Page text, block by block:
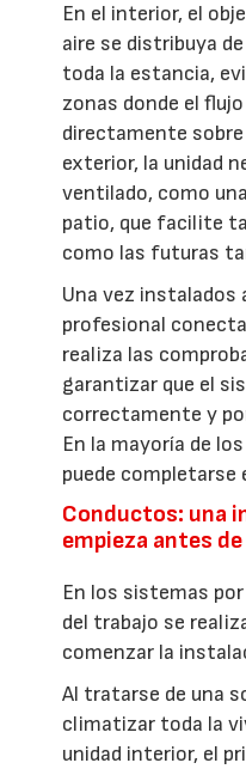
En el interior, el
aire se distribuya
toda la estancia,
zonas donde el
directamente sobre
exterior, la unidad
ventilado, como
patio, que facilite
como las futuras
Una vez instalados
profesional
realiza las
garantizar que el
correctamente y
En la mayoría de
puede completarse
Conductos: una
empieza antes
En los sistemas
del trabajo se
comenzar la
Al tratarse de una
climatizar toda la
unidad interior, el